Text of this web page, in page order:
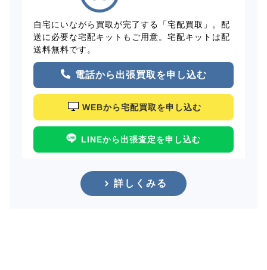
自宅にいながら買取が完了する「宅配買取」。配
送に必要な宅配キットもご用意。宅配キットは配
送料無料です。
電話から出張買取を申し込む
WEBから宅配買取を申し込む
LINEから出張査定を申し込む
詳しくみる